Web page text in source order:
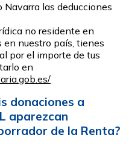
Navarra las deducciones
no residente en
nuestro país, tienes
por el importe de tus
en
donaciones a
aparezcan
de la Renta?